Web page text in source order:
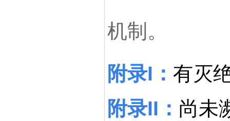
机制。
附录I ： 有灭
附录II： 尚未